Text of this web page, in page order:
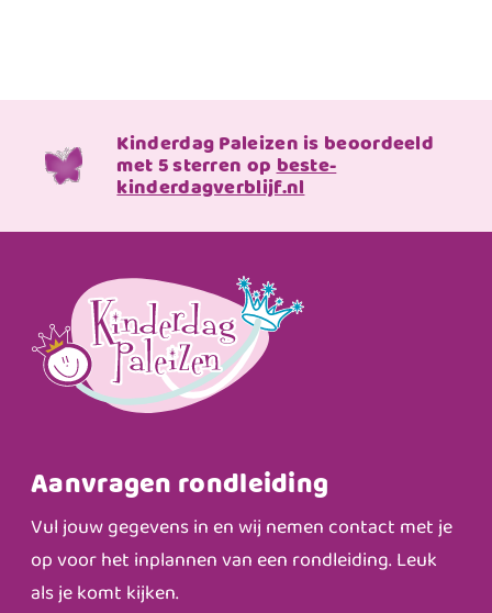
Kinderdag Paleizen is beoordeeld
met 5 sterren opbeste-
kinderdagverblijf.nl
Aanvragen rondleiding
Vul jouw gegevens in en wij nemen contact met je
op voor het inplannen van een rondleiding. Leuk
als je komt kijken.